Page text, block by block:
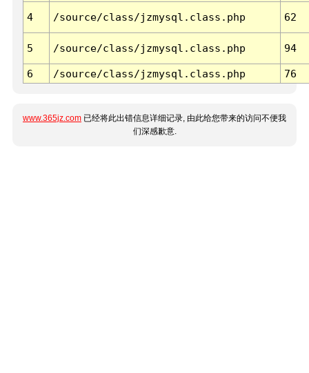
4 /source/class/jzmysql.class.php 62
5 /source/class/jzmysql.class.php 94
6 /source/class/jzmysql.class.php 76
www.365jz.com 已经将此出错信息详细记录, 由此给您带来的访问不便我
们深感歉意.